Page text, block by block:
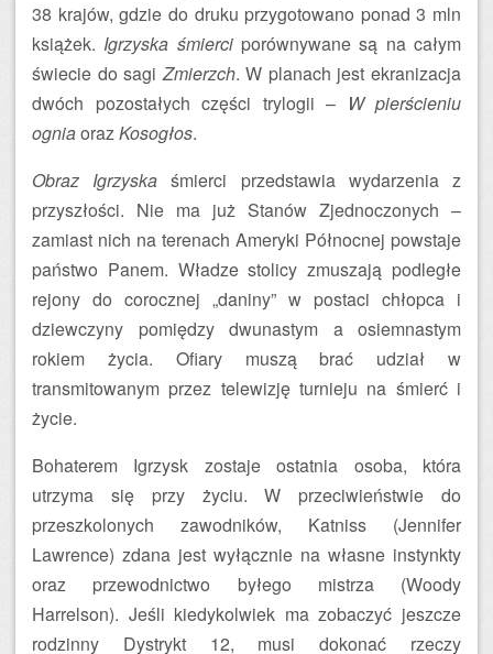
38 krajów, gdzie do druku przygotowano ponad 3 mln
książek. Igrzyska śmierciporównywane są na całym
świecie do sagiZmierzch. W planach jest ekranizacja
dwóch pozostałych części trylogii – W pierścieniu
ogniaorazKosogłos.
Obraz Igrzyska śmierci przedstawia wydarzenia z
przyszłości. Nie ma już Stanów Zjednoczonych –
zamiast nich na terenach Ameryki Północnej powstaje
państwo Panem. Władze stolicy zmuszają podległe
rejony do corocznej „daniny” w postaci chłopca i
dziewczyny pomiędzy dwunastym a osiemnastym
rokiem życia. Ofiary muszą brać udział w
transmitowanym przez telewizję turnieju na śmierć i
życie.
Bohaterem Igrzysk zostaje ostatnia osoba, która
utrzyma się przy życiu. W przeciwieństwie do
przeszkolonych zawodników, Katniss (Jennifer
Lawrence) zdana jest wyłącznie na własne instynkty
oraz przewodnictwo byłego mistrza (Woody
Harrelson). Jeśli kiedykolwiek ma zobaczyć jeszcze
rodzinny Dystrykt 12, musi dokonać rzeczy